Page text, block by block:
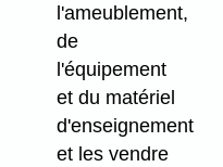
l'ameublement,
de
l'équipement
et du matériel
d'enseignement
et les vendre